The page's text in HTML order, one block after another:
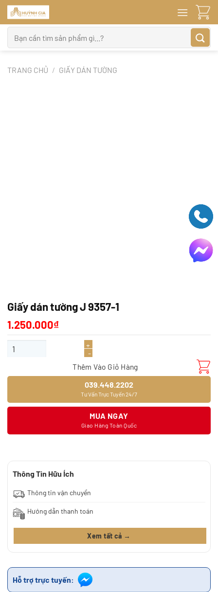
Bỏ
qua
nội
dung
kiếm:
TRANG CHỦ / GIẤY DÁN TƯỜNG
Giấy dán tường J 9357-1
1.250.000₫
Giấy dán tường J 9357-1 số lượng
Thêm Vào Giỏ Hàng
039.448.2202
Tư Vấn Trực Tuyến 24/7
MUA NGAY
Giao Hàng Toàn Quốc
Thông Tin Hữu Ích
Thông tin vận chuyển
Hướng dẫn thanh toán
Xem tất cả →
Hỗ trợ trực tuyến: